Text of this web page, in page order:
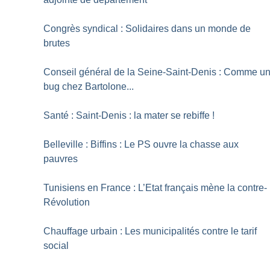
Congrès syndical : Solidaires dans un monde de
brutes
Conseil général de la Seine-Saint-Denis : Comme
bug chez Bartolone...
Santé : Saint-Denis : la mater se rebiffe !
Belleville : Biffins : Le PS ouvre la chasse aux
pauvres
Tunisiens en France : L’Etat français mène la contre-
Révolution
Chauffage urbain : Les municipalités contre le tarif
social